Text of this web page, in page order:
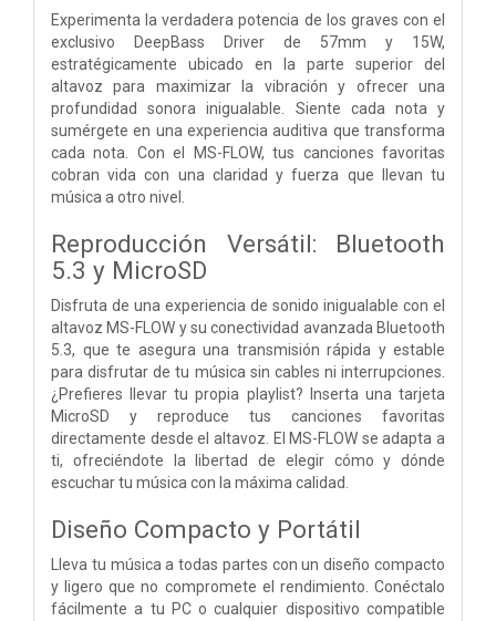
Experimenta la verdadera potencia de los graves con el
exclusivo DeepBass Driver de 57mm y 15W,
estratégicamente ubicado en la parte superior del
altavoz para maximizar la vibración y ofrecer una
profundidad sonora inigualable. Siente cada nota y
sumérgete en una experiencia auditiva que transforma
cada nota. Con el MS-FLOW, tus canciones favoritas
cobran vida con una claridad y fuerza que llevan tu
música a otro nivel.
Reproducción Versátil: Bluetooth
5.3 y MicroSD
Disfruta de una experiencia de sonido inigualable con el
altavoz MS-FLOW y su conectividad avanzada Bluetooth
5.3, que te asegura una transmisión rápida y estable
para disfrutar de tu música sin cables ni interrupciones.
¿Prefieres llevar tu propia playlist? Inserta una tarjeta
MicroSD y reproduce tus canciones favoritas
directamente desde el altavoz. El MS-FLOW se adapta a
ti, ofreciéndote la libertad de elegir cómo y dónde
escuchar tu música con la máxima calidad.
Diseño Compacto y Portátil
Lleva tu música a todas partes con un diseño compacto
y ligero que no compromete el rendimiento. Conéctalo
fácilmente a tu PC o cualquier dispositivo compatible